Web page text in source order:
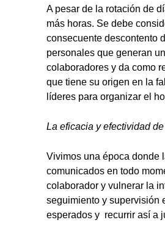
A pesar de la rotación de
más horas. Se debe
consecuente descontento
personales que generan
colaboradores y da como
que tiene su origen en la
líderes para organizar el
La eficacia y efectividad
Vivimos una época donde
comunicados en todo
colaborador y vulnerar la
seguimiento y supervisión
esperados y recurrir así a